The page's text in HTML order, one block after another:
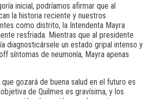
inicial, podríamos afirmar que al
la historia reciente y nuestros
como distrito, la Intendenta Mayra
resfriada. Mientras que al presidente
diagnosticársele un estado gripal intenso y
síntomas de neumonía, Mayra apenas
gozará de buena salud en el futuro es
de Quilmes es gravísima, y los